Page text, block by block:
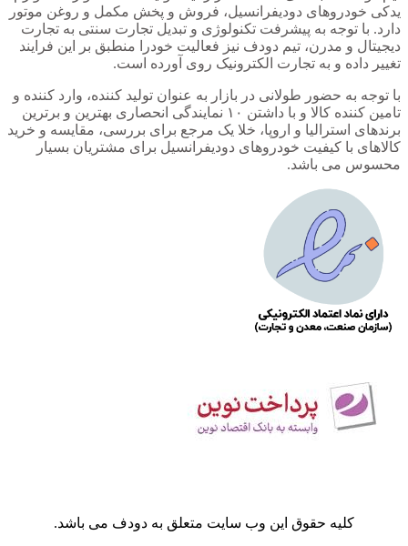
یدکی خودروهای دودیفرانسیل، فروش و پخش مکمل و روغن موتور
دارد. با توجه به پیشرفت تکنولوژی و تبدیل تجارت سنتی به تجارت
دیجیتال و مدرن، تیم دودف نیز فعالیت خودرا منطبق بر این فرایند
تغییر داده و به تجارت الکترونیک روی آورده است.
با توجه به حضور طولانی در بازار به عنوان تولید کننده، وارد کننده و
تامین کننده کالا و با داشتن ۱۰ نمایندگی انحصاری بهترین و برترین
برندهای استرالیا و اروپا، خلا یک مرجع برای بررسی، مقایسه و خرید
کالاهای با کیفیت خودروهای دودیفرانسیل برای مشتریان بسیار
محسوس می باشد.
کلیه حقوق این وب سایت متعلق به دودف می باشد.